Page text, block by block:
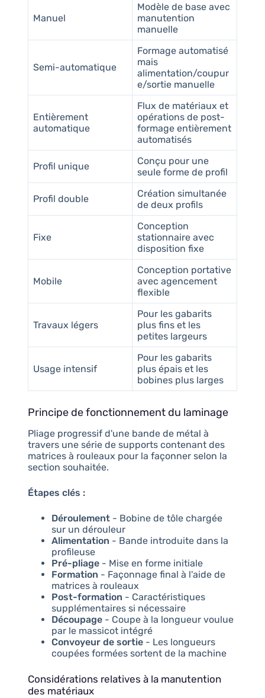
Manuel
Modèle de base avec
manutention
manuelle
Semi-automatique
Formage automatisé
mais
alimentation/coupur
e/sortie manuelle
Entièrement
automatique
Flux de matériaux et
opérations de post-
formage entièrement
automatisés
Profil unique
Conçu pour une
seule forme de profil
Profil double
Création simultanée
de deux profils
Fixe
Conception
stationnaire avec
disposition fixe
Mobile
Conception portative
avec agencement
flexible
Travaux légers
Pour les gabarits
plus fins et les
petites largeurs
Usage intensif
Pour les gabarits
plus épais et les
bobines plus larges
Principe de fonctionnement du laminage
Pliage progressif d'une bande de métal à
travers une série de supports contenant des
matrices à rouleaux pour la façonner selon la
section souhaitée.
Étapes clés :
Déroulement- Bobine de tôle chargée
sur un dérouleur
Alimentation - Bande introduite dans la
profileuse
Pré-pliage- Mise en forme initiale
Formation - Façonnage final à l'aide de
matrices à rouleaux
Post-formation - Caractéristiques
supplémentaires si nécessaire
Découpage- Coupe à la longueur voulue
par le massicot intégré
Convoyeur de sortie- Les longueurs
coupées formées sortent de la machine
Considérations relatives à la manutention
des matériaux